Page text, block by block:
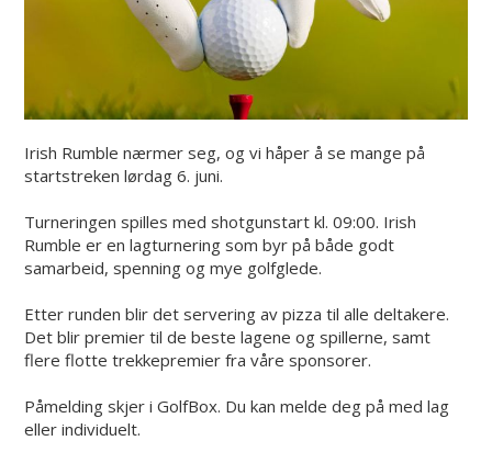
Irish Rumble nærmer seg, og vi håper å se mange på
startstreken lørdag 6. juni.
Turneringen spilles med shotgunstart kl. 09:00. Irish
Rumble er en lagturnering som byr på både godt
samarbeid, spenning og mye golfglede.
Etter runden blir det servering av pizza til alle deltakere.
Det blir premier til de beste lagene og spillerne, samt
flere flotte trekkepremier fra våre sponsorer.
Påmelding skjer i GolfBox. Du kan melde deg på med lag
eller individuelt.